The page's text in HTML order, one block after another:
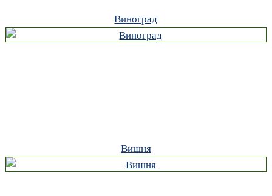
Виноград
Вишня